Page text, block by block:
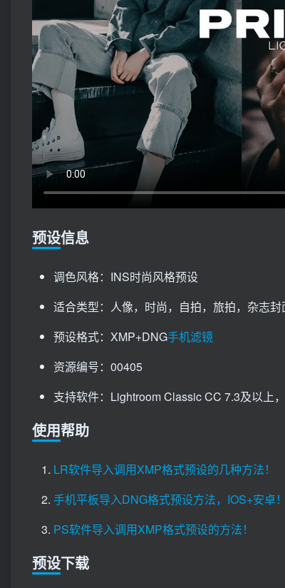
预设信息
调色风格：INS时尚风格预设
适合类型：人像，时尚，自拍，旅拍，杂志封
预设格式：XMP+DNG手机滤镜
资源编号：00405
支持软件：Lightroom Classic CC 7.3及以上
使用帮助
LR软件导入调用XMP格式预设的几种方法！
手机平板导入DNG格式预设方法，IOS+安卓！
PS软件导入调用XMP格式预设的方法！
预设下载